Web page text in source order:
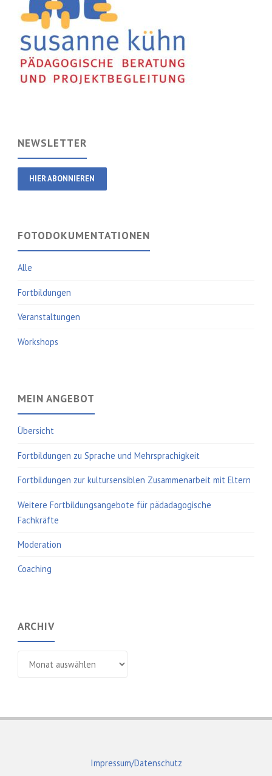
NEWSLETTER
HIER ABONNIEREN
FOTODOKUMENTATIONEN
Alle
Fortbildungen
Veranstaltungen
Workshops
MEIN ANGEBOT
Übersicht
Fortbildungen zu Sprache und Mehrsprachigkeit
Fortbildungen zur kultursensiblen Zusammenarbeit mit Eltern
Weitere Fortbildungsangebote für pädadagogische
Fachkräfte
Moderation
Coaching
ARCHIV
Impressum/Datenschutz